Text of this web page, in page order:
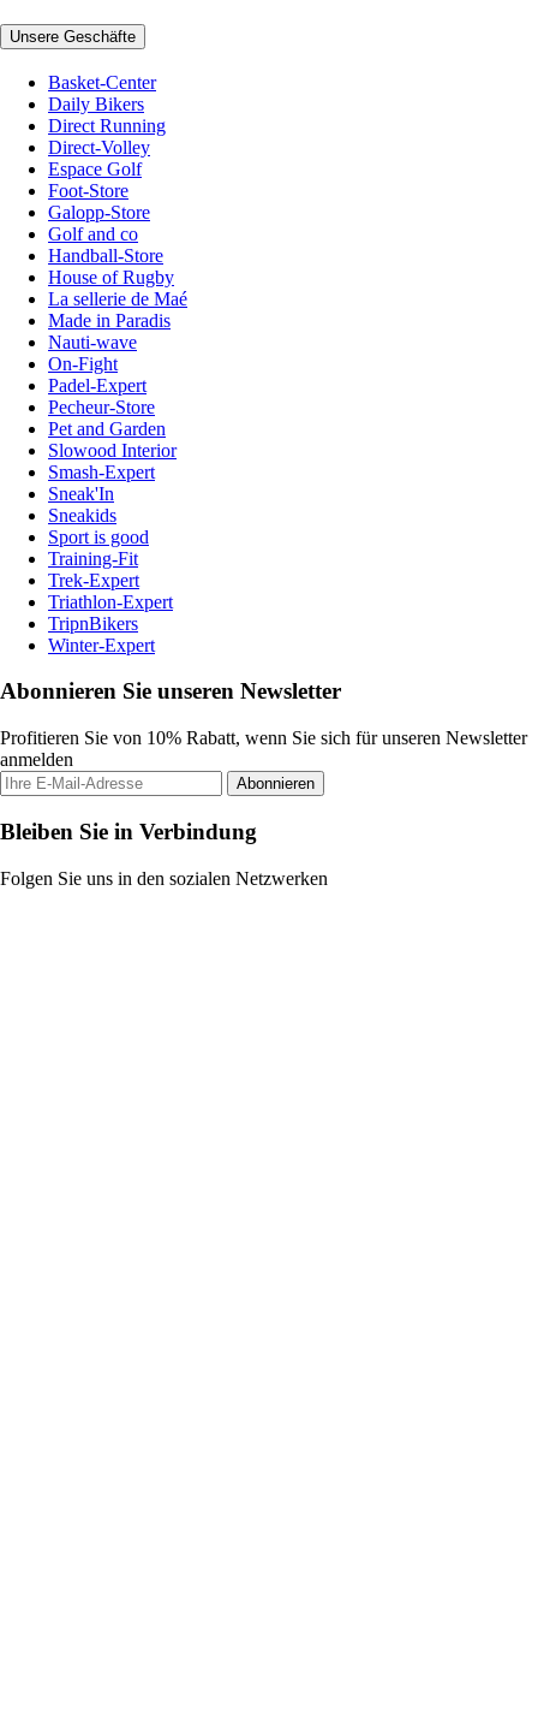
Unsere Geschäfte
Basket-Center
Daily Bikers
Direct Running
Direct-Volley
Espace Golf
Foot-Store
Galopp-Store
Golf and co
Handball-Store
House of Rugby
La sellerie de Maé
Made in Paradis
Nauti-wave
On-Fight
Padel-Expert
Pecheur-Store
Pet and Garden
Slowood Interior
Smash-Expert
Sneak'In
Sneakids
Sport is good
Training-Fit
Trek-Expert
Triathlon-Expert
TripnBikers
Winter-Expert
Abonnieren Sie unseren Newsletter
Profitieren Sie von 10% Rabatt, wenn Sie sich für unseren Newsletter
anmelden
Abonnieren
Bleiben Sie in Verbindung
Folgen Sie uns in den sozialen Netzwerken